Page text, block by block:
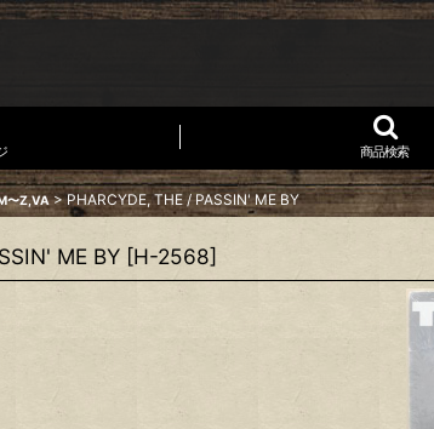
商品検索
〜Z,VA > PHARCYDE, THE / PASSIN' ME BY
ME BY [H-2568]